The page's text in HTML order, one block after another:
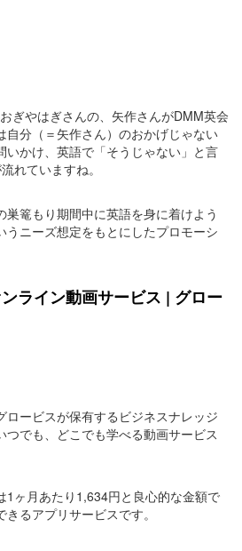
ぎやはぎさんの、矢作さんがDMM英会
自分（＝矢作さん）のおかげじゃない
いかけ、英語で「そうじゃない」と言
れていますね。
巣篭もり期間中に英語を身に着けよう
うニーズ想定をもとにしたプロモーシ
ライン動画サービス | グロー
ロービスが保有するビジネスナレッジ
つでも、どこでも学べる動画サービス
1ヶ月あたり1,634円と良心的な金額で
るアプリサービスです。